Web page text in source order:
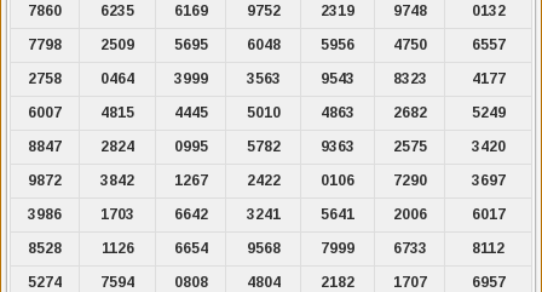
7860
6235 6169 9752 2319 9748
0132
7798
2509 5695 6048 5956 4750
6557
2758
0464 3999 3563 9543 8323
4177
6007
4815 4445 5010 4863 2682
5249
8847
2824 0995 5782 9363 2575
3420
9872
3842 1267 2422 0106 7290
3697
3986
1703 6642 3241 5641 2006
6017
8528
1126 6654 9568 7999 6733
8112
5274
7594 0808 4804 2182 1707
6957